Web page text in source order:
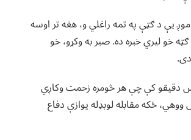
موږ یې د ګټې په تمه راغلي و، هغه تر اوسه
خو لیري خبره ده. صبر به وکړو، خو
دقیقو کې چې هر څومره زحمت وکاږي
ووهي، ځکه مقابله لوبډله یوازې دفاع